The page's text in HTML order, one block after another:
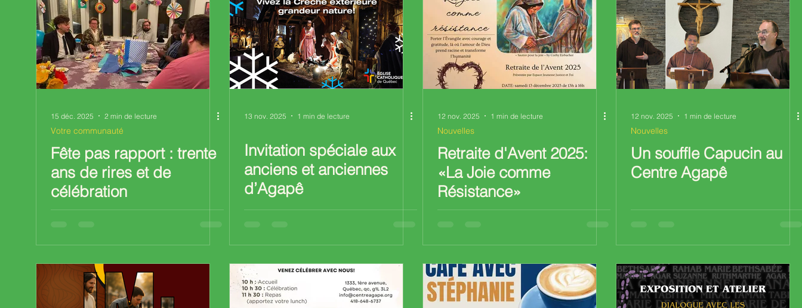
15 déc. 2025 2 min de lecture
Votre communauté
Fête pas rapport : trente
ans de rires et de
célébration
13 nov. 2025 1 min de lecture
Invitation spéciale aux
anciens et anciennes
d’Agapê
12 nov. 2025 1 min de lecture
Nouvelles
Retraite d'Avent 2025:
«La Joie comme
Résistance»
12 nov. 2025 1 min de lecture
Nouvelles
Un souffle Capucin au
Centre Agapê